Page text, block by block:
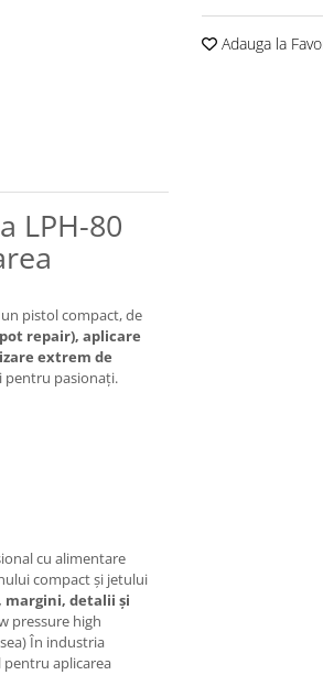
Adauga la
LPH-80
pistol compact, de
repair), aplicare
extrem de
pentru pasionați.
cu alimentare
compact și jetului
margini, detalii și
pressure high
În industria
pentru aplicarea